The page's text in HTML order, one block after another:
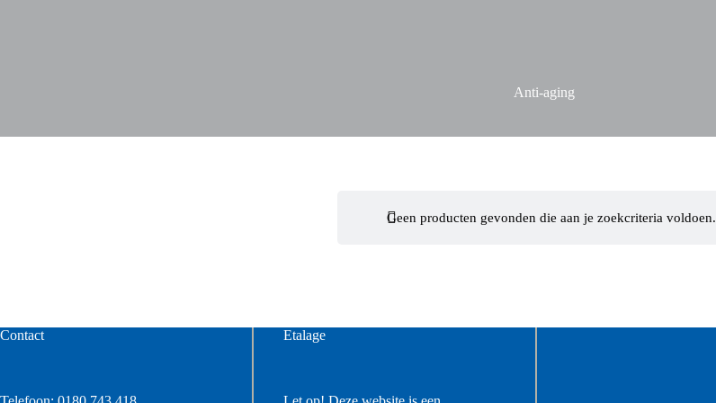
Anti-aging
Geen producten gevonden die aan je zoekcriteria voldoen.
Contact Etalage